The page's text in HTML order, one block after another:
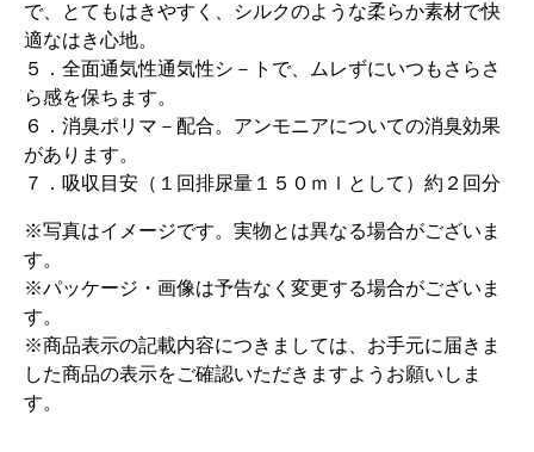
で、とてもはきやすく、シルクのような柔らか素材で快
適なはき心地。
５．全面通気性通気性シ－トで、ムレずにいつもさらさ
ら感を保ちます。
６．消臭ポリマ－配合。アンモニアについての消臭効果
があります。
７．吸収目安（１回排尿量１５０ｍｌとして）約２回分
※写真はイメージです。実物とは異なる場合がございま
す。
※パッケージ・画像は予告なく変更する場合がございま
す。
※商品表示の記載内容につきましては、お手元に届きま
した商品の表示をご確認いただきますようお願いしま
す。